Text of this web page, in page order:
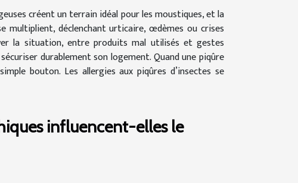
créent un terrain idéal pour les moustiques, et la
multiplient, déclenchant urticaire, œdèmes ou crises
la situation, entre produits mal utilisés et gestes
durablement son logement. Quand une piqûre
bouton. Les allergies aux piqûres d’insectes se
influencent-elles le